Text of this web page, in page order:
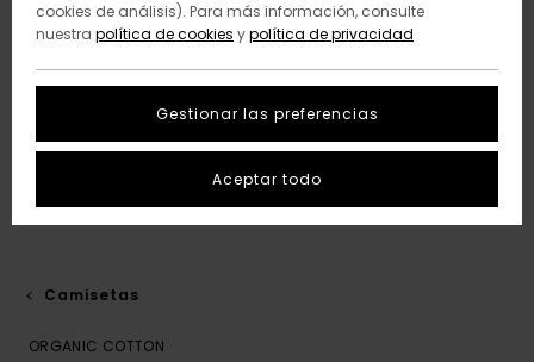
Camisetas
ORGANIC COTTON
cookies de análisis). Para más información, consulte
nuestra política de cookies ypolítica de privacidad
Gestionar las preferencias
Aceptar todo